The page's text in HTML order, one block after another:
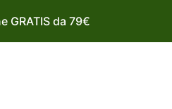
GRATIS da 79€